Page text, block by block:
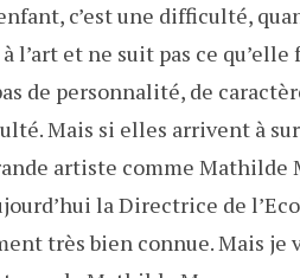
c’est une difficulté,
l’art et ne suit pas ce
de personnalité, de
Mais si elles arrivent à
artiste comme Mathilde
la Directrice de
très bien connue. Mais je